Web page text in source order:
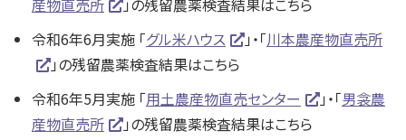
令和6年6月実施 「グル米ハウス 」・「川本農産物直売所
」の残留農薬検査結果はこちら
令和6年5月実施 「用土農産物直売センター 」・「男衾農
産物直売所
」の残留農薬検査結果はこちら